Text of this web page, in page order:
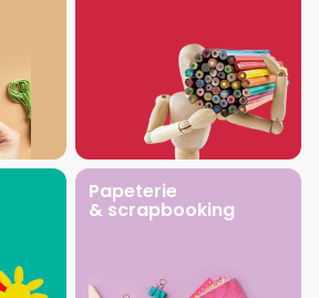
Papeterie
& scrapbooking